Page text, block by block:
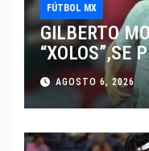
FÚTBOL MX
GILBERTO
“XOLOS”,SE
JUGAR EN
AGOSTO 6, 2026